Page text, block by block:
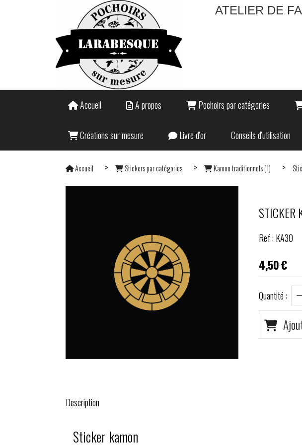
ATELIER DE
Accueil A propos Pochoirs par catégories
Créations sur mesure Livre d'or Conseils d'utilisation
Accueil Stickers par catégories Kamon traditionnels (1)
STICKER
Ref : KA30
4,50€
Quantité :
Description
Sticker kamon